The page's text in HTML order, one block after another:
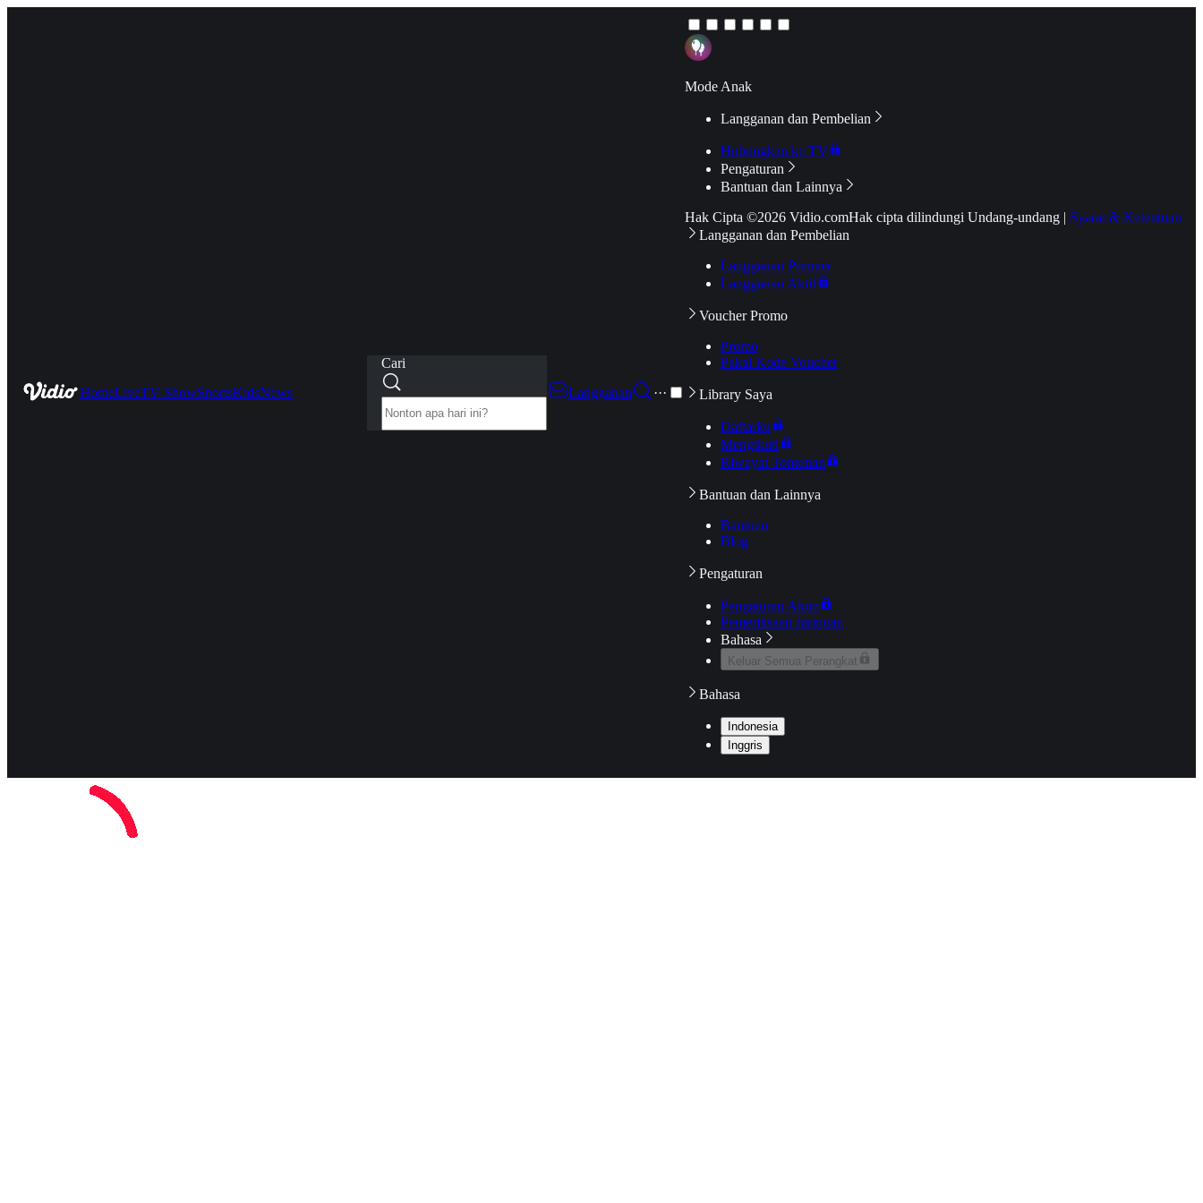
HomeLiveTV ShowSportsKidsNews
Cari
Langganan
···
Mode Anak
Langganan dan Pembelian
Hubungkan ke TV
Pengaturan
Bantuan dan Lainnya
Hak Cipta ©2026 Vidio.comHak cipta dilindungi Undang-undang | Syarat & Ketentuan
Langganan dan Pembelian
Langganan Premier
Langganan Aktif
Voucher Promo
Promo
Pakai Kode Voucher
Library Saya
Daftarku
Mengikuti
Riwayat Tontonan
Bantuan dan Lainnya
Bantuan
Blog
Pengaturan
Pengaturan Akun
Pemeriksaan Jaringan
Bahasa
Keluar Semua Perangkat
Bahasa
Indonesia
Inggris